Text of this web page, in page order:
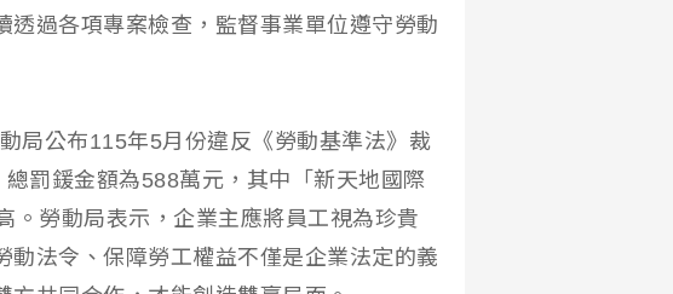
透過各項專案檢查，監督事業單位遵守勞動
局公布115年5月份違反《勞動基準法》裁
罰鍰金額為588萬元，其中「新天地國際
。勞動局表示，企業主應將員工視為珍貴
動法令、保障勞工權益不僅是企業法定的義